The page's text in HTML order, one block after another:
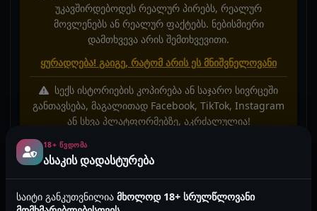
უკავშირდებოდეს რეალურ პირებს, რეალურ
მოვლენებს ან რეალურ ფაქტებს. ნებისმიერი
დამთხვევა არის შემთხვევითი.
ყურადღება! გაიგე, რატომ არის ეს მნიშვნელოვანი
სექს ისტორიების კოპირება ან საჯარო სივრცეში
განთავსება, მაგალითად Facebook, TikTok, Instagram
ან სხვა პლატფორმებზე, აკრძალულია!
2026-06-04 20:27 ანონიმური
სამსახურში მინეტი ორგაზმი ანალური
18+ ᲬᲕᲓᲝᲛᲐ
ასაკის დადასტურება
საიტი განკუთვნილიამხოლოდ 18+ სრულწლოვანი